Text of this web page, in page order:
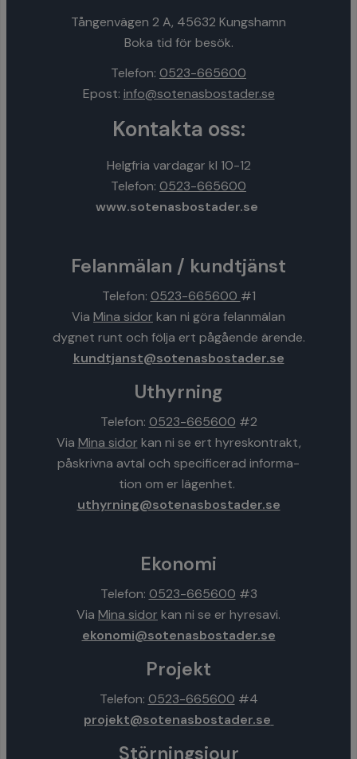
Tångenvägen 2 A, 45632 Kungshamn
Boka tid för besök.
Telefon: 0523-665600
Epost: info@sotenasbostader.se
Kontakta oss:
Helgfria vardagar kl 10-12
Telefon: 0523-665600
www.sotenasbostader.se
Felanmälan / kundtjänst
Telefon: 0523-665600 #1
Via Mina sidor kan ni göra felanmälan
dygnet runt och följa ert pågående ärende.
kundtjanst@sotenasbostader.se
Uthyrning
Telefon: 0523-665600 #2
Via Mina sidor kan ni se ert hyreskontrakt,
påskrivna avtal och specificerad informa-
tion om er lägenhet.
uthyrning@sotenasbostader.se
Ekonomi
Telefon: 0523-665600 #3
Via Mina sidor kan ni se er hyresavi.
ekonomi@sotenasbostader.se
Projekt
Telefon: 0523-665600 #4
projekt@sotenasbostader.se
Störningsjour